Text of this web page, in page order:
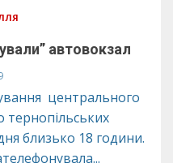
автовокзал
центрального
тернопільських
близько 18 години.